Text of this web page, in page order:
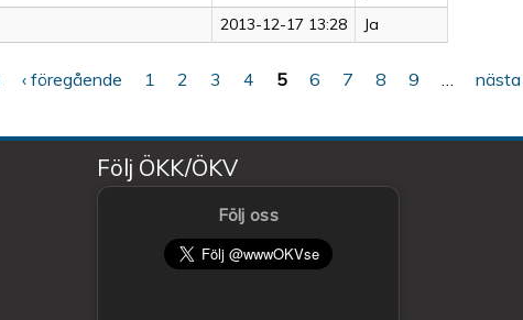
2013-12-17 13:28 Ja
‹ föregående 1 2 3 4 5 6 7 8 9 nästa
Följ ÖKK/ÖKV
Följ oss